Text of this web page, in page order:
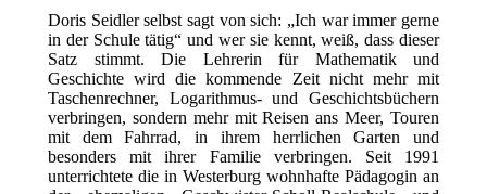
Doris Seidler selbst sagt von sich: „Ich war immer gerne
in der Schule tätig“ und wer sie kennt, weiß, dass dieser
Satz stimmt. Die Lehrerin für Mathematik und
Geschichte wird die kommende Zeit nicht mehr mit
Taschenrechner, Logarithmus- und Geschichtsbüchern
verbringen, sondern mehr mit Reisen ans Meer, Touren
mit dem Fahrrad, in ihrem herrlichen Garten und
besonders mit ihrer Familie verbringen. Seit 1991
unterrichtete die in Westerburg wohnhafte Pädagogin an